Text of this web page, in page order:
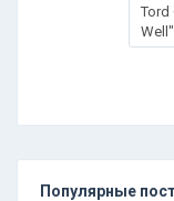
Tord
Популярные